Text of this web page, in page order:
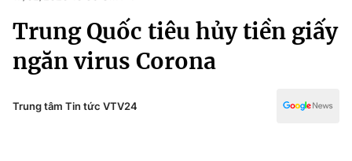
Chuyên mục
Chính trị
Kinh tế
Thể thao
Truyền hình
Y tế
Trung Quốc tiêu hủy tiền giấy
ngăn virus Corona
Trung tâm Tin tức VTV24